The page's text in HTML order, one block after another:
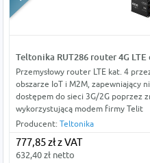
Teltonika RUT286 router 4G LTE
Przemysłowy router LTE kat. 4
obszarze IoT i M2M, zapewniający
dostępem do sieci 3G/2G poprzez
wykorzystującą modem firmy Telit
Producent: Teltonika
777,85 zł z VAT
632,40 zł netto